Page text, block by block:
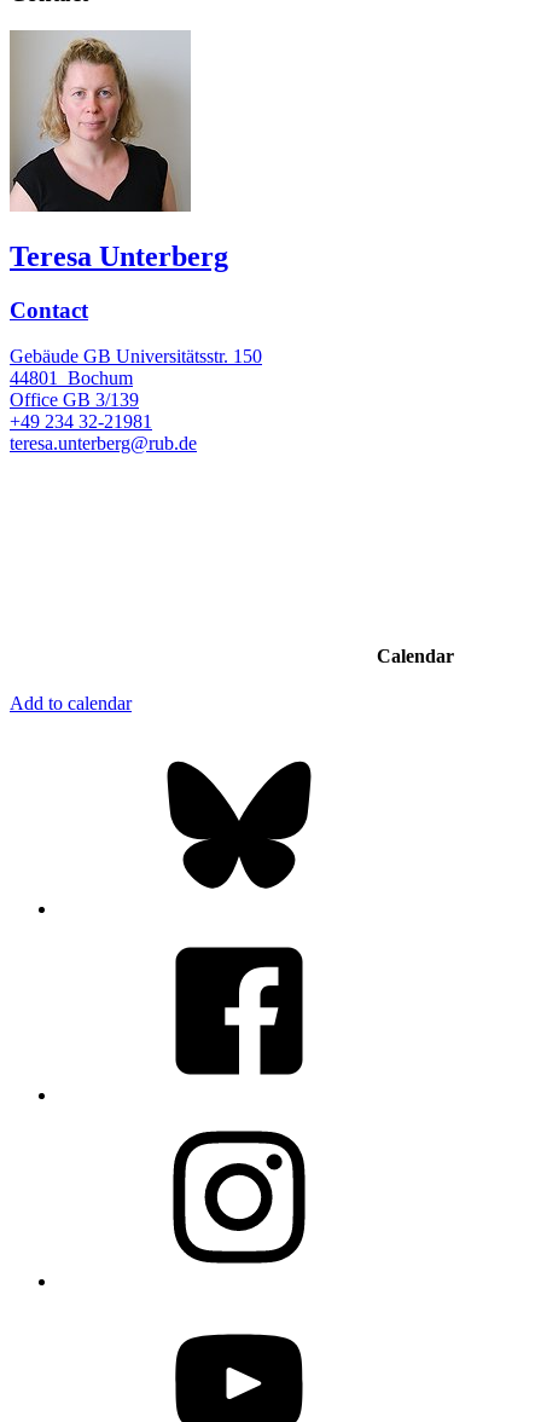
Teresa Unterberg
Contact
Gebäude GB Universitätsstr. 150
44801
Bochum
Office GB 3/139
+49 234 32-21981
teresa.unterberg@rub.de
Calendar
Add to calendar